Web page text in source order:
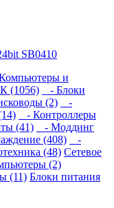
SB0410
и
(1056)
- Блоки
(2)
-
- Контроллеры
(41)
- Моддинг
(408)
-
(48) Сетевое
(2)
(11) Блоки питания